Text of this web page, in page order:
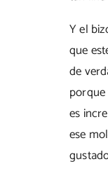
Y el
que
de
es
ese